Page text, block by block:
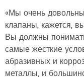
«Мы очень
клапаны, кажется,
Вы должны
самые жесткие
абразивных и
металлы, и